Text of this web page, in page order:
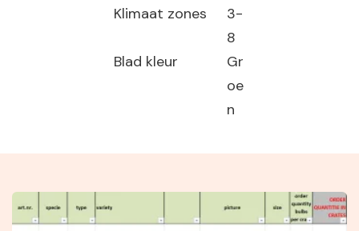
Klimaat zones
3-
8
Blad kleur
Gr
oe
n